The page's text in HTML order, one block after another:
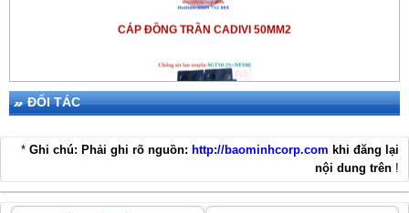
CÁP ĐỒNG TRẦN CADIVI 50MM2
ĐỐI TÁC
* Ghi chú: Phải ghi rõ nguồn: http://baominhcorp.com khi đăng lại
nội dung trên !